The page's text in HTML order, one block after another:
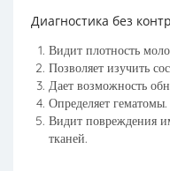
Диагностика без
Видит плотность
Позволяет изучить
Дает возможность
Определяет гематомы.
Видит повреждения
тканей.